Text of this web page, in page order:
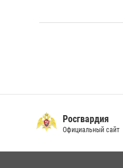
Росгвардия
Официальный сайт